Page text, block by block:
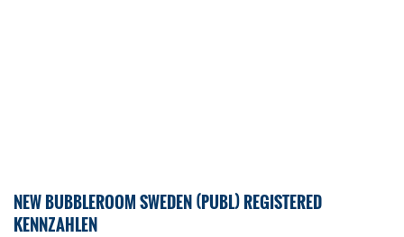
NEW BUBBLEROOM SWEDEN (PUBL) REGISTERED
KENNZAHLEN